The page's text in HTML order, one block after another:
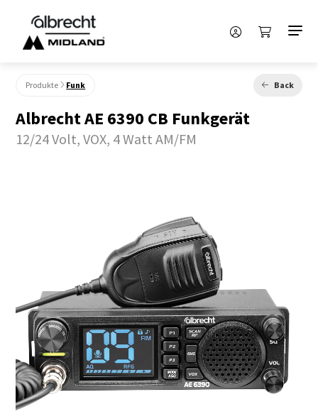
Produkte Funk Back
Albrecht AE 6390 CB Funkgerät
12/24 Volt, VOX, 4 Watt AM/FM